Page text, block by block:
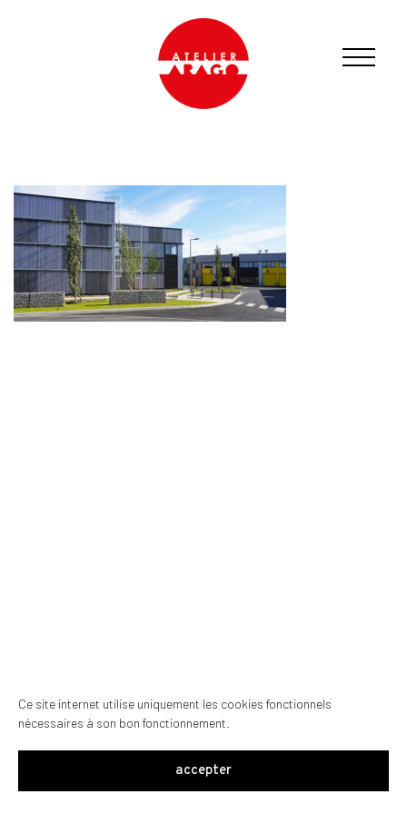
Ce site internet utilise uniquement les cookies fonctionnels
nécessaires à son bon fonctionnement.
accepter